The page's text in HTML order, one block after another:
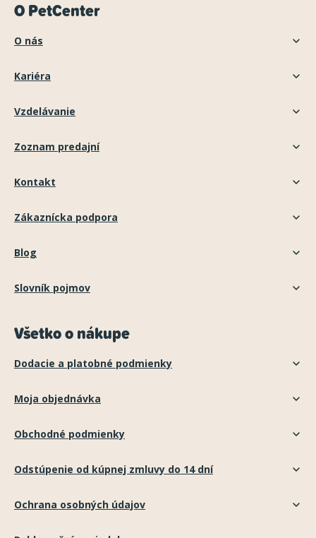
O PetCenter
O nás
Kariéra
Vzdelávanie
Zoznam predajní
Kontakt
Zákaznícka podpora
Blog
Slovník pojmov
Všetko o nákupe
Dodacie a platobné podmienky
Moja objednávka
Obchodné podmienky
Odstúpenie od kúpnej zmluvy do 14 dní
Ochrana osobných údajov